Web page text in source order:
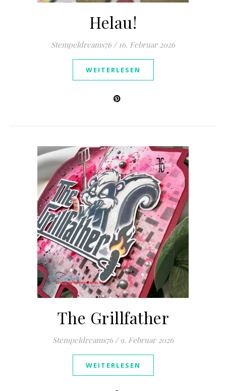
Helau!
Stempeldreams76 / 16. Februar 2026
WEITERLESEN
The Grillfather
Stempeldreams76 / 9. Februar 2026
WEITERLESEN